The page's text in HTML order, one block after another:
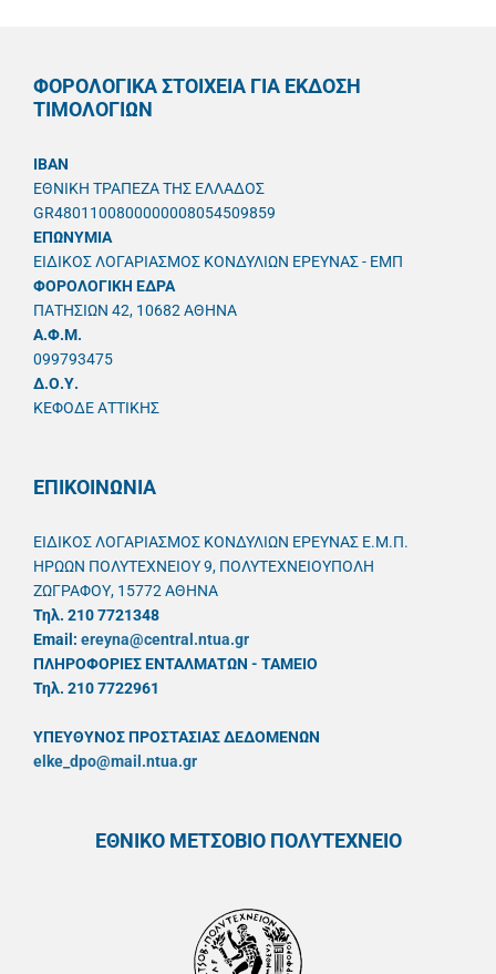
ΦΟΡΟΛΟΓΙΚΑ ΣΤΟΙΧΕΙΑ ΓΙΑ ΕΚΔΟΣΗ
ΤΙΜΟΛΟΓΙΩΝ
IBAN
ΕΘΝΙΚΗ ΤΡΑΠΕΖΑ ΤΗΣ ΕΛΛΑΔΟΣ
GR4801100800000008054509859
ΕΠΩΝΥΜΙΑ
ΕΙΔΙΚΟΣ ΛΟΓΑΡΙΑΣΜΟΣ ΚΟΝΔΥΛΙΩΝ ΕΡΕΥΝΑΣ - ΕΜΠ
ΦΟΡΟΛΟΓΙΚΗ ΕΔΡΑ
ΠΑΤΗΣΙΩΝ 42, 10682 ΑΘΗΝΑ
A.Φ.Μ.
099793475
Δ.Ο.Υ.
ΚΕΦΟΔΕ ΑΤΤΙΚΗΣ
ΕΠΙΚΟΙΝΩΝΙΑ
ΕΙΔΙΚΟΣ ΛΟΓΑΡΙΑΣΜΟΣ ΚΟΝΔΥΛΙΩΝ ΕΡΕΥΝΑΣ Ε.Μ.Π.
ΗΡΩΩΝ ΠΟΛΥΤΕΧΝΕΙΟΥ 9, ΠΟΛΥΤΕΧΝΕΙΟΥΠΟΛΗ
ΖΩΓΡΑΦΟΥ, 15772 ΑΘΗΝΑ
Τηλ. 210 7721348
Email: ereyna@central.ntua.gr
ΠΛΗΡΟΦΟΡΙΕΣ ΕΝΤΑΛΜΑΤΩΝ - ΤΑΜΕΙΟ
Τηλ. 210 7722961
ΥΠΕΥΘYΝΟΣ ΠΡΟΣΤΑΣΙΑΣ ΔΕΔΟΜΕΝΩΝ
elke_dpo@mail.ntua.gr
ΕΘΝΙΚΟ ΜΕΤΣΟΒΙΟ ΠΟΛΥΤΕΧΝΕΙΟ